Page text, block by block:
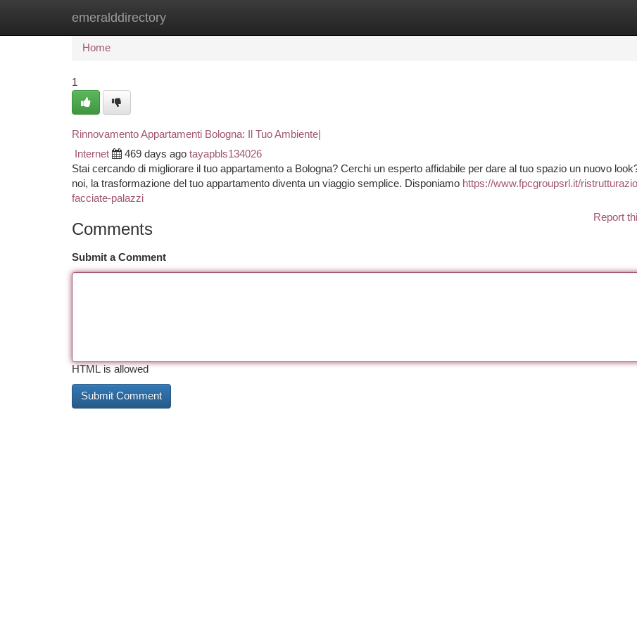
emeralddirectory
Home New Site Listings
Home
1
Rinnovamento Appartamenti Bologna: Il Tuo Ambiente|
Internet 469 days ago tayapbls134026
Stai cercando di migliorare il tuo appartamento a Bologna? Cerchi un esperto affidabile per dare al tuo spazio un nuovo
noi, la trasformazione del tuo appartamento diventa un viaggio semplice. Disponiamo https://www.fpcgroupsrl.it/
facciate-palazzi
Report
Comments
Submit a Comment
HTML is allowed